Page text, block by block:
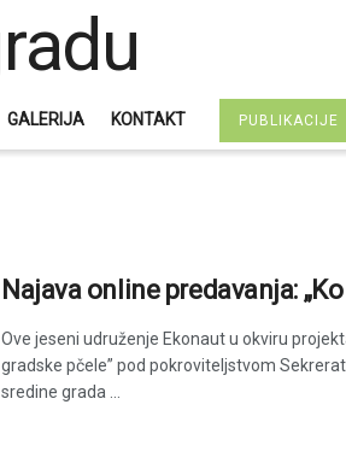
GALERIJA KONTAKT PUBLIKACIJE
Najava online predavanja:
Ove jeseni udruženje Ekonaut u okviru
gradske pčele” pod pokroviteljstvom
sredine grada ...